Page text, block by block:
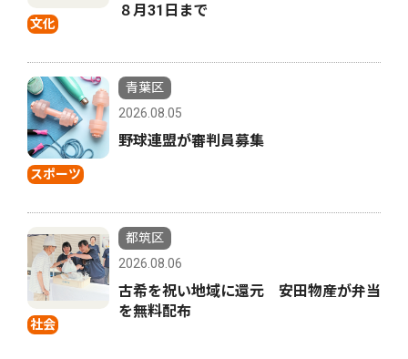
文化
８月31日まで
スポーツ
青葉区
2026.08.05
野球連盟が審判員募集
社会
都筑区
2026.08.06
古希を祝い地域に還元 安田物産が弁当
を無料配布